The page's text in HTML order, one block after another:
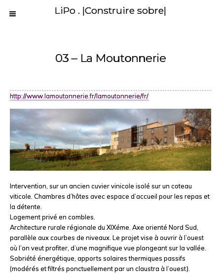
LiPo . |Construire sobre|
03 – La Moutonnerie
http://www.lamoutonnerie.fr/lamoutonnerie/fr/
Intervention, sur un ancien cuvier vinicole isolé sur un coteau
viticole. Chambres d’hôtes avec espace d’accueil pour les repas et
la détente.
Logement privé en combles.
Architecture rurale régionale du XIXéme. Axe orienté Nord Sud,
parallèle aux courbes de niveaux. Le projet vise à ouvrir à l’ouest
où l’on veut profiter, d’une magnifique vue plongeant sur la vallée.
Sobriété énergétique, apports solaires thermiques passifs
(modérés et filtrés ponctuellement par un claustra à l’ouest).